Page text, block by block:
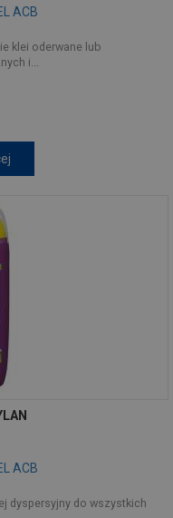
ACB
klei oderwane lub
i...
ACB
dyspersyjny do wszystkich